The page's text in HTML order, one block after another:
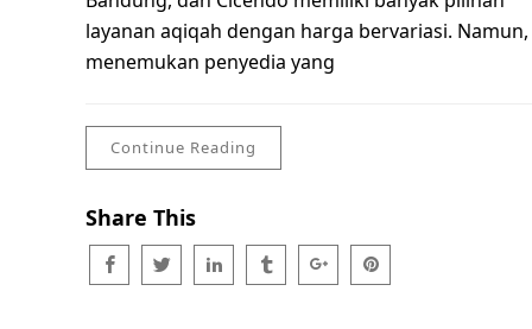
layanan aqiqah dengan harga bervariasi. Namun,
menemukan penyedia yang
Continue Reading
Share This